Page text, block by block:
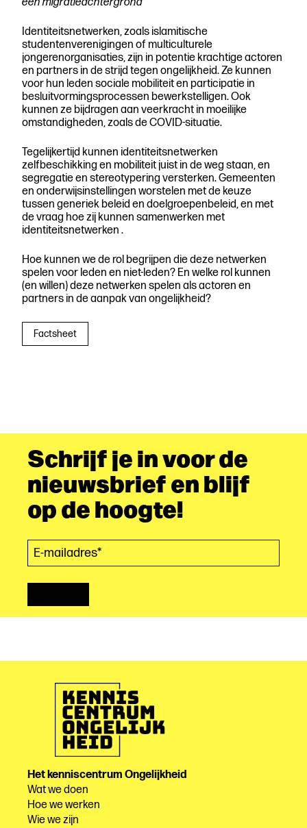
Identiteitsnetwerken, zoals islamitische
studentenverenigingen of multiculturele
jongerenorganisaties, zijn in potentie krachtige actoren
en partners in de strijd tegen ongelijkheid. Ze kunnen
voor hun leden sociale mobiliteit en participatie in
besluitvormingsprocessen bewerkstelligen. Ook
kunnen ze bijdragen aan veerkracht in moeilijke
omstandigheden, zoals de COVID-situatie.
Tegelijkertijd kunnen identiteitsnetwerken
zelfbeschikking en mobiliteit juist in de weg staan, en
segregatie en stereotypering versterken. Gemeenten
en onderwijsinstellingen worstelen met de keuze
tussen generiek beleid en doelgroepenbeleid, en met
de vraag hoe zij kunnen samenwerken met
identiteitsnetwerken .
Hoe kunnen we de rol begrijpen die deze netwerken
spelen voor leden en niet-leden? En welke rol kunnen
(en willen) deze netwerken spelen als actoren en
partners in de aanpak van ongelijkheid?
Factsheet
Schrijf je in voor de
nieuwsbrief en blijf
op de hoogte!
Het kenniscentrum Ongelijkheid
Wat we doen
Hoe we werken
Wie we zijn